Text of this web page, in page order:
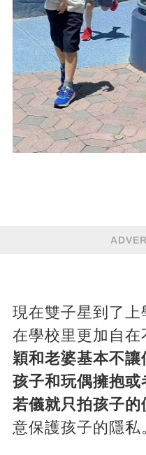
現在雙子星到了
在學校里更加自
穎和老婆基本不
孩子和玩偶擁抱
若儀就只拍孩子的
意保護孩子的隱私